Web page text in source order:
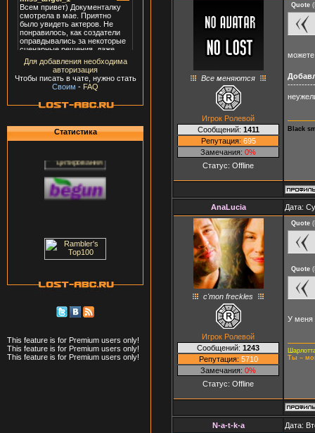
Для добавления необходима
авторизация
Чтобы писать в чате, нужно стать
Своим - FAQ
Статистика
This feature is for Premium users only!
This feature is for Premium users only!
This feature is for Premium users only!
Все меняются
Игрок Ролевой
Сообщений: 1411
Репутация: 695
Замечания: 0%
Статус: Offline
Quote (
Black
AnaLucia Дата:
c'mon freckles
Игрок Ролевой
Сообщений: 1243
Репутация: 5710
Замечания: 0%
Статус: Offline
Quote (
Quote (
У меня
Ты –
N-a-t-k-a Дата: